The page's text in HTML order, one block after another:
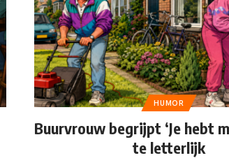
HUMOR
Buurvrouw begrijpt ‘Je hebt
te letterlijk